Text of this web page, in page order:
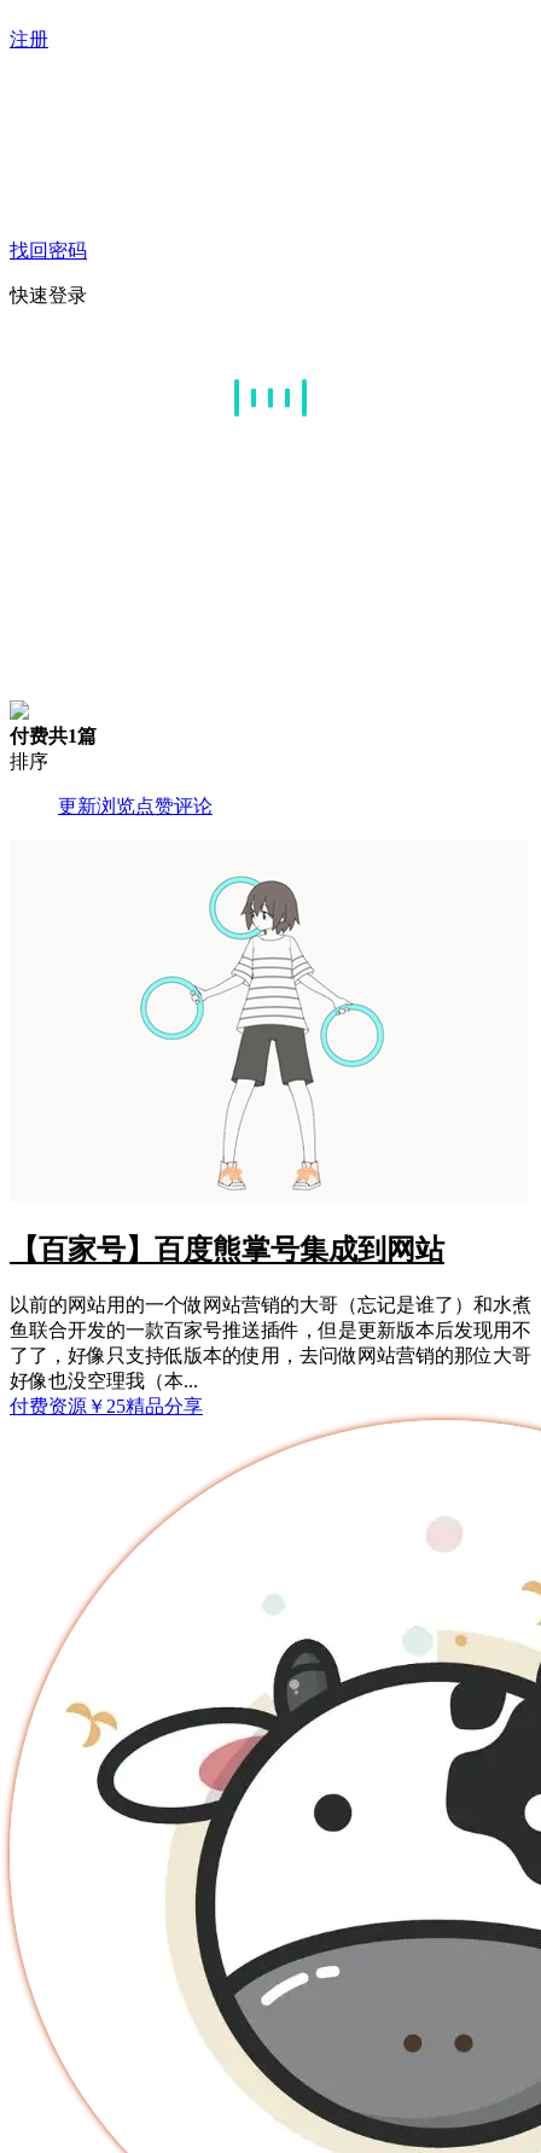
注册
找回密码
快速登录
付费共1篇
排序
更新浏览点赞评论
【百家号】百度熊掌号集成到网站
以前的网站用的一个做网站营销的大哥（忘记是谁了）和水煮
鱼联合开发的一款百家号推送插件，但是更新版本后发现用不
了了，好像只支持低版本的使用，去问做网站营销的那位大哥
好像也没空理我（本...
付费资源 ￥ 25精品分享